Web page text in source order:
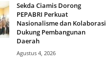
Sekda Ciamis Dorong
PEPABRI Perkuat
Nasionalisme dan Kolaborasi
Dukung Pembangunan
Daerah
Agustus 4, 2026